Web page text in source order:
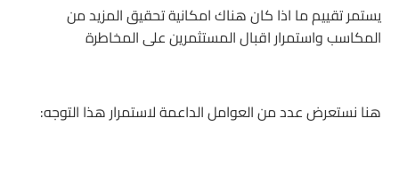
يستمر تقييم ما اذا كان هناك امكانية تحقيق المزيد من
المكاسب واستمرار اقبال المستثمرين على المخاطرة
هنا نستعرض عدد من العوامل الداعمة لاستمرار هذا التوجه: